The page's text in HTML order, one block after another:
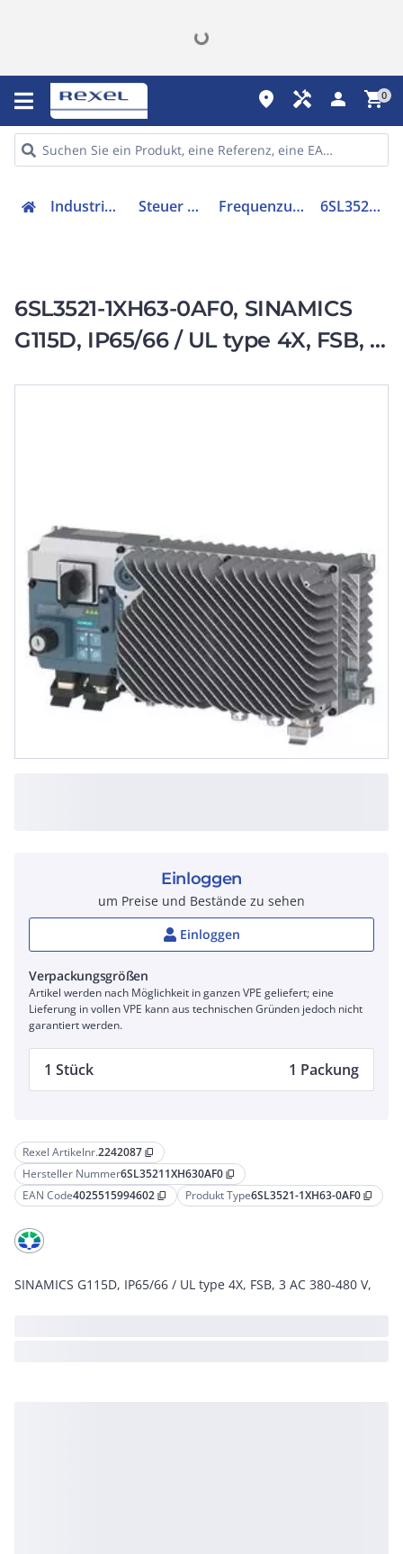
place handyman person shopping_cart0
Industriekomponenten Steuer & Regelgeräte Frequenzumrichter =< 1 kV 6SL35211XH630AF0
6SL3521-1XH63-0AF0, SINAMICS
G115D, IP65/66 / UL type 4X, FSB, 3
Rexel Artikelnr.2242087 content_copy
Hersteller Nummer6SL35211XH630AF0 content_copy
EAN Code4025515994602 content_copy Produkt Type6SL3521-1XH63-0AF0 content_copy
SINAMICS G115D, IP65/66 / UL type 4X, FSB, 3 AC 380-480 V,
Einloggen
um Preise und Bestände zu sehen
Einloggen
Verpackungsgrößen
Artikel werden nach Möglichkeit in ganzen VPE geliefert; eine
Lieferung in vollen VPE kann aus technischen Gründen jedoch nicht
garantiert werden.
1 Stück 1 Packung